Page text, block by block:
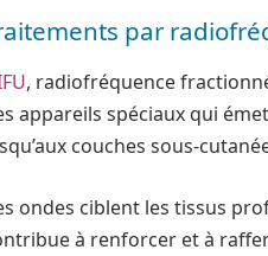
par
, radiofréquence
appareils spéciaux qui
couches sous-
ondes ciblent les tissus
à renforcer et à